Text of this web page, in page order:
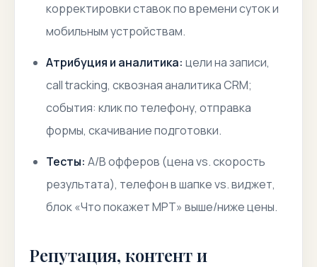
корректировки ставок по времени суток и
мобильным устройствам.
Атрибуция и аналитика: цели на записи,
call tracking, сквозная аналитика CRM;
события: клик по телефону, отправка
формы, скачивание подготовки.
Тесты: A/B офферов (цена vs. скорость
результата), телефон в шапке vs. виджет,
блок «Что покажет МРТ» выше/ниже цены.
Репутация, контент и